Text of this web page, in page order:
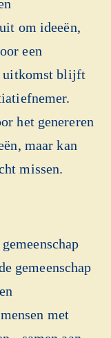
om ideeën,
een
uitkomst blijft
het genereren
maar kan
missen.
gemeenschap
met